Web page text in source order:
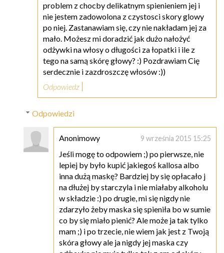
problem z chocby delikatnym spienieniem jej i
nie jestem zadowolona z czystosci skory glowy
po niej. Zastanawiam się, czy nie nakładam jej za
mało. Możesz mi doradzić jak dużo nałożyć
odżywki na włosy o długości za łopatki i ile z
tego na samą skórę głowy? :) Pozdrawiam Cię
serdecznie i zazdroszczę włosów :))
Odpowiedz
Odpowiedzi
Anonimowy 9 września 2015 15:25
Jeśli mogę to odpowiem ;) po pierwsze, nie
lepiej by było kupić jakiegoś kallosa albo
inna dużą maskę? Bardziej by się opłacało j
na dłużej by starczyla i nie miałaby alkoholu
w składzie :) po drugie, mi się nigdy nie
zdarzyło żeby maska się spieniła bo w sumie
co by się miało pienić? Ale może ja tak tylko
mam ;) i po trzecie, nie wiem jak jest z Twoją
skóra głowy ale ja nigdy jej maska czy